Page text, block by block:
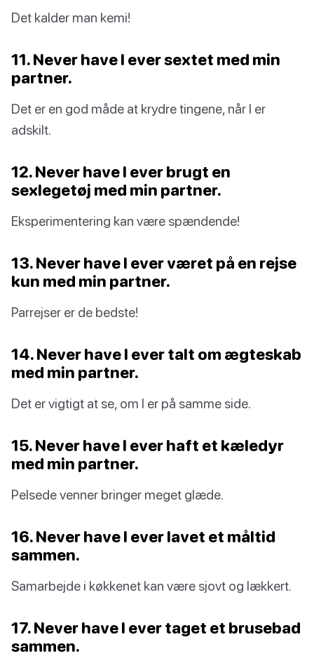
Det kalder man kemi!
11. Never have I ever sextet med min
partner.
Det er en god måde at krydre tingene, når I er
adskilt.
12. Never have I ever brugt en
sexlegetøj med min partner.
Eksperimentering kan være spændende!
13. Never have I ever været på en rejse
kun med min partner.
Parrejser er de bedste!
14. Never have I ever talt om ægteskab
med min partner.
Det er vigtigt at se, om I er på samme side.
15. Never have I ever haft et kæledyr
med min partner.
Pelsede venner bringer meget glæde.
16. Never have I ever lavet et måltid
sammen.
Samarbejde i køkkenet kan være sjovt og lækkert.
17. Never have I ever taget et brusebad
sammen.